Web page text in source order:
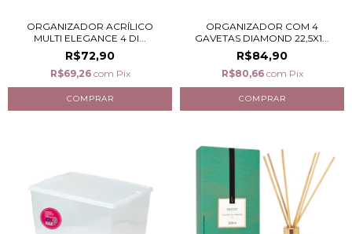
ORGANIZADOR ACRÍLICO
MULTI ELEGANCE 4 DI...
R$72,90
R$69,26 com Pix
ORGANIZADOR COM 4
GAVETAS DIAMOND 22,5X1...
R$84,90
R$80,66 com Pix